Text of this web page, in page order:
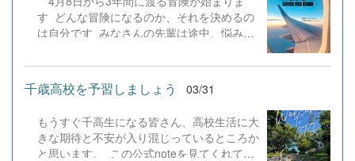
した。 本校卓球部は常に集中力を保ちなが
ら、内容の濃い練習に日頃から取り組んでい
ます。 練習を見学させていただいた日も男
えながら様々なタイプの対戦相手に対応でき
るよう工夫されていました。昨年の悔しさを
年になるよう期待します！
す どんな冒険になるのか、それを決めるの
は自分です みなさんの先輩は途中、悩み、
した 悔しくて何度も泣いた チームメイ
トも泣いていた でもやり切った3年間は最
高の時間だった 今、北米大陸で英語を学
語の中で、いくつもの壁を乗り越え、成長を
続けている 自分の専門競技の部活がなく
千歳高校を予習しましょう 03/31
もうすぐ千高生になる皆さん、高校生活に大
きな期待と不安が入り混じっているところか
と思います。 この公式noteを見てくれてい